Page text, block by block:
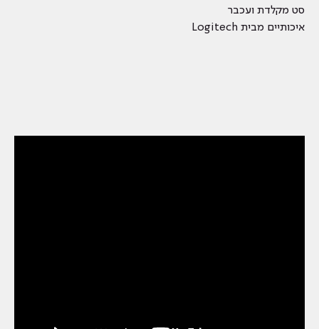
סט מקלדת ועכבר
איכותיים מבית Logitech